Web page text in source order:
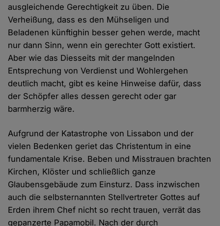
ausgleichende Gerechtigkeit zu üben. Die
Verheißung, dass es den Mühseligen und
Beladenen künftighin besser gehen werde, macht
nur dann Sinn, wenn ein gerechter Gott existiert.
Aber wie das Diesseits mit der mangelnden
Entsprechung von Verdienst und Wohlergehen
deutlich macht, gibt es keine Hinweise dafür, dass
der Schöpfer alles dessen gerecht oder gar
barmherzig wäre.
Aufgrund der Katastrophe von Lissabon und der
vielen Bedenken geriet das Christentum in eine
fundamentale Krise. Beben und Misstrauen brachten
Kirchen, Klöster und schließlich ganze
Glaubensgebäude zum Einsturz. Dass inzwischen
auch die selbsternannten Stellvertreter Gottes auf
Erden ihrem Chef nicht so recht trauen, verrät das
gepanzerte Papamobil. Nach der durch